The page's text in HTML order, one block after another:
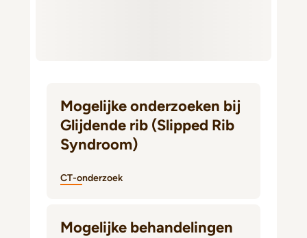
Mogelijke onderzoeken bij
Glijdende rib (Slipped Rib
Syndroom)
CT-onderzoek
Mogelijke behandelingen